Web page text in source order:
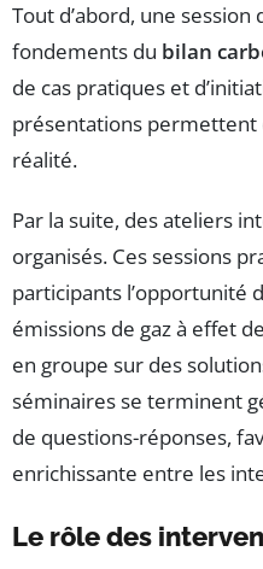
Tout d’abord, une
fondements du bilan
de cas pratiques et
présentations permettent
réalité.
Par la suite, des ateliers
organisés. Ces sessions
participants l’opportunité
émissions de gaz à effet
en groupe sur des
séminaires se terminent
de questions-réponses,
enrichissante entre les
Le rôle des